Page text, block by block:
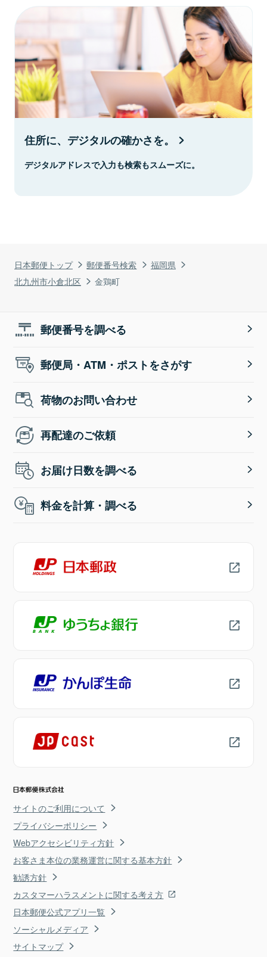
日本郵便トップ 郵便番号検索
福岡県
北九州市小倉北区
金鶏町
住所に、デジタルの確かさを。
デジタルアドレスで入力も検索もスムーズに。
郵便番号を調べる
郵便局・ATM・ポストをさがす
荷物のお問い合わせ
再配達のご依頼
お届け日数を調べる
料金を計算・調べる
サイトのご利用について
プライバシーポリシー
Webアクセシビリティ方針
お客さま本位の業務運営に関する基本方針
勧誘方針
カスタマーハラスメントに関する考え方
日本郵便公式アプリ一覧
ソーシャルメディア
サイトマップ